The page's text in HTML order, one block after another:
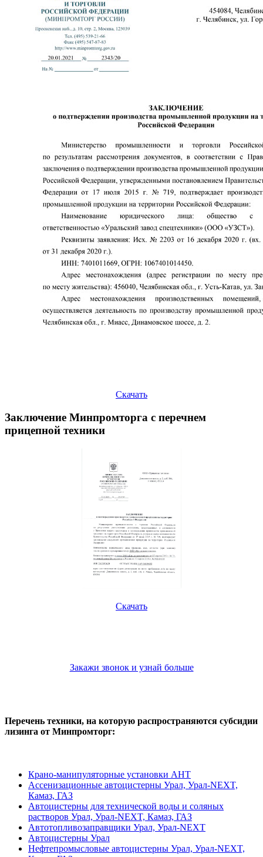
Скачать
Заключение Минпромторга с перечнем
прицепной техники
Скачать
Закажи звонок и узнай больше
Перечень техники, на которую распространяются субсидии
лизинга от Минпромторг:
Крано-манипуляторные установки АНТ
Ассенизационные автоцистерны Урал, Урал-NEXT,
Камаз, ГАЗ
Автоцистерны для технической воды и соляных
растворов Урал, Урал-NEXT, Камаз, ГАЗ
Автотопливозаправщики Урал, Урал-NEXT
Автоцистерны Урал
Нефтепромысловые автоцистерны Урал, Урал-NEXT,